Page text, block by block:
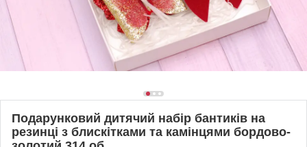
Подарунковий дитячий набір бантиків на
резинці з блискітками та камінцями бордово-